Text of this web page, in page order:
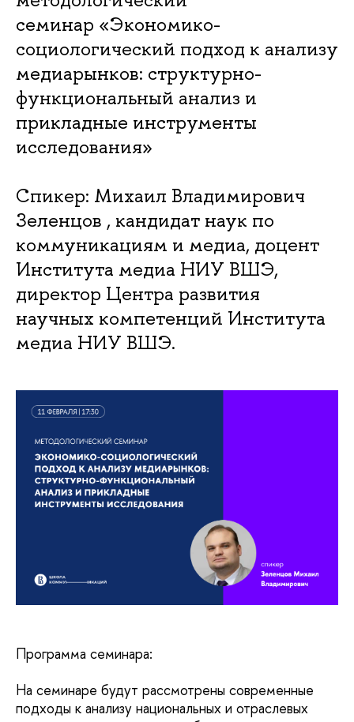
семинар «Экономико-
социологический подход к анализу
медиарынков: структурно-
функциональный анализ и
прикладные инструменты
исследования»
Спикер: Михаил Владимирович
Зеленцов , кандидат наук по
коммуникациям и медиа, доцент
Института медиа НИУ ВШЭ,
директор Центра развития
научных компетенций Института
медиа НИУ ВШЭ.
Программа семинара:
На семинаре будут рассмотрены современные
подходы к анализу национальных и отраслевых